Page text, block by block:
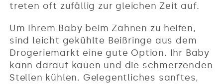
treten oft zufällig zur gleichen Zeit auf.
Um Ihrem Baby beim Zahnen zu helfen,
sind leicht gekühlte Beißringe aus dem
Drogeriemarkt eine gute Option. Ihr Baby
kann darauf kauen und die schmerzenden
Stellen kühlen. Gelegentliches sanftes,